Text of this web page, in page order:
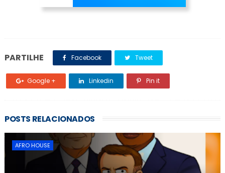
PARTILHE Facebook Tweet
Google + Linkedin Pin it
POSTS RELACIONADOS
AFRO HOUSE